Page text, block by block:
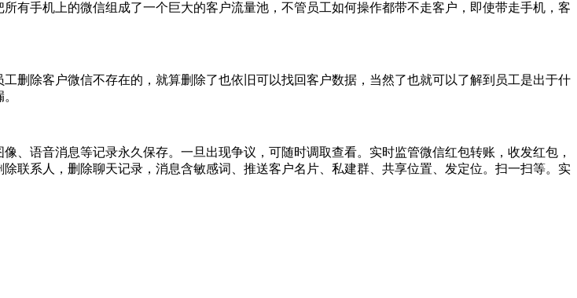
有手机上的微信组成了一个巨大的客户流量池，不管员工如何操作都带不走客户，即使带走手机，客
删除客户微信不存在的，就算删除了也依旧可以找回客户数据，当然了也就可以了解到员工是出于什
、语音消息等记录永久保存。一旦出现争议，可随时调取查看。实时监管微信红包转账，收发红包，
联系人，删除聊天记录，消息含敏感词、推送客户名片、私建群、共享位置、发定位。扫一扫等。实